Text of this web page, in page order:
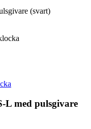
(svart)
L med pulsgivare